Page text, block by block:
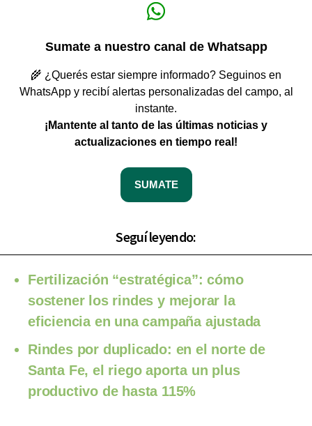
Sumate a nuestro canal de Whatsapp
🌾 ¿Querés estar siempre informado? Seguinos en
WhatsApp y recibí alertas personalizadas del campo, al
instante.
¡Mantente al tanto de las últimas noticias y
actualizaciones en tiempo real!
SUMATE
Seguí leyendo:
Fertilización “estratégica”: cómo
sostener los rindes y mejorar la
eficiencia en una campaña ajustada
Rindes por duplicado: en el norte de
Santa Fe, el riego aporta un plus
productivo de hasta 115%